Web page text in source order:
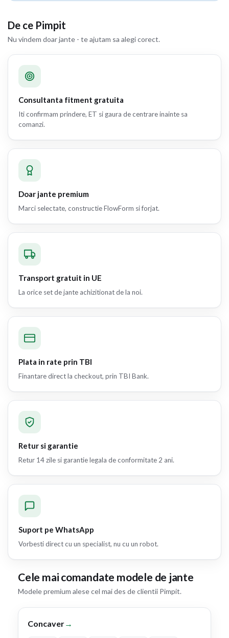
De ce Pimpit
Nu vindem doar jante - te ajutam sa alegi corect.
Consultanta fitment gratuita
Iti confirmam prindere, ET si gaura de centrare inainte sa
comanzi.
Doar jante premium
Marci selectate, constructie FlowForm si forjat.
Transport gratuit in UE
La orice set de jante achizitionat de la noi.
Plata in rate prin TBI
Finantare direct la checkout, prin TBI Bank.
Retur si garantie
Retur 14 zile si garantie legala de conformitate 2 ani.
Suport pe WhatsApp
Vorbesti direct cu un specialist, nu cu un robot.
Cele mai comandate modele de jante
Modele premium alese cel mai des de clientii Pimpit.
Concaver→